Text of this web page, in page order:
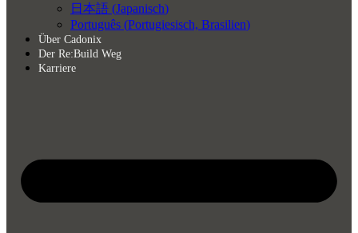
日本語 (Japanisch)
Português (Portugiesisch, Brasilien)
Über Cadonix
Der Re:Build Weg
Karriere